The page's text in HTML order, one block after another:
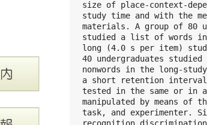
size of place-context-
study time and with the
materials. A group of 80
studied a list of words
long (4.0 s per item)
40 undergraduates
nonwords in the long-
a short retention
tested in the same or in
manipulated by means of
task, and experimenter.